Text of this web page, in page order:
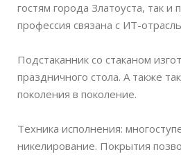
гостям города Златоуста, так
профессия связана с ИТ-
Подстаканник со стаканом
праздничного стола. А также
поколения в поколение.
Техника исполнения:
никелирование. Покрытия